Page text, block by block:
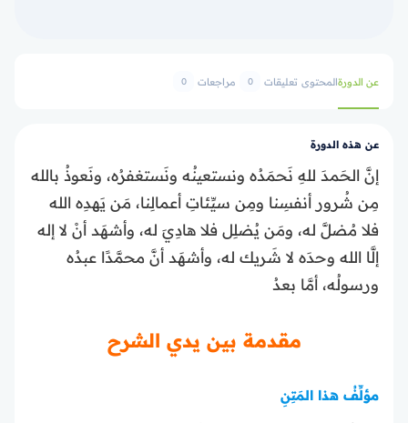
عن الدورةالمحتوى تعليقات 0 مراجعات 0
عن هذه الدورة
إنَّ الحَمدَ للهِ نَحمَدُه ونستعينُه ونَستغفرُه، ونَعوذُ بالله
مِن شُرور أنفسِنا ومِن سيِّئاتِ أعمالِنا، مَن يَهدِه الله
فلا مُضلَّ له، ومَن يُضلِل فلا هادِيَ له، وأشهَد أنْ لا إله
إلَّا الله وحدَه لا شَريك له، وأشهَد أنَّ محمَّدًا عبدُه
ورسولُه، أمَّا بعدُ
مقدمة بين يدي الشرح
مؤلِّفُ هذا المَتِنِ